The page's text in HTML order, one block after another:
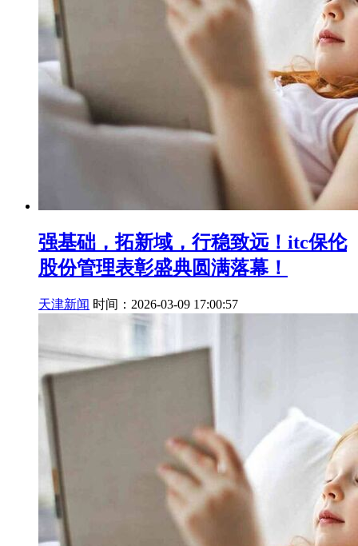
强基础，拓新域，行稳致远！itc保伦
股份管理表彰盛典圆满落幕！
天津新闻 时间：2026-03-09 17:00:57